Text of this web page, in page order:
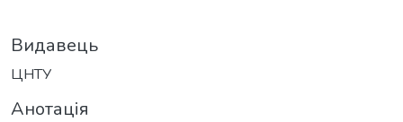
Видавець
ЦНТУ
Анотація